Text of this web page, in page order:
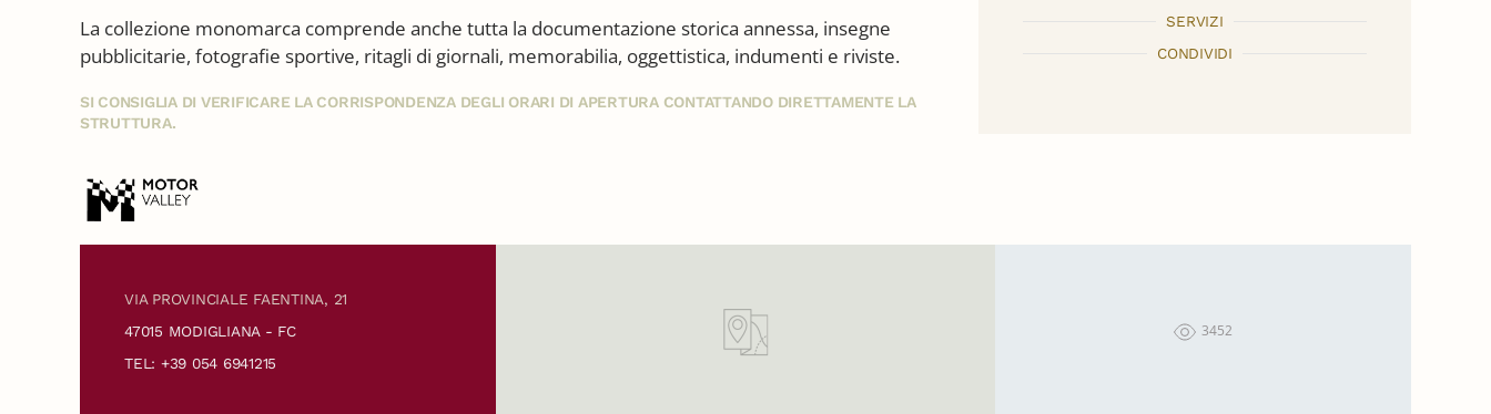
La collezione monomarca comprende anche tutta la documentazione storica annessa, insegne
pubblicitarie, fotografie sportive, ritagli di giornali, memorabilia, oggettistica, indumenti e riviste.
SI CONSIGLIA DI VERIFICARE LA CORRISPONDENZA DEGLI ORARI DI APERTURA CONTATTANDO DIRETTAMENTE LA
STRUTTURA.
SERVIZI
CONDIVIDI
VIA PROVINCIALE FAENTINA, 21
47015 MODIGLIANA - FC
TEL: +39 054 6941215
3452